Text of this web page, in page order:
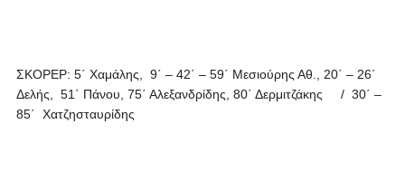
ΣΚΟΡΕΡ: 5΄ Χαμάλης, 9΄ – 42΄ – 59΄ Μεσιούρης Αθ., 20΄ – 26΄
Δελής, 51΄ Πάνου, 75΄ Αλεξανδρίδης, 80΄ Δερμιτζάκης / 30΄ –
85΄ Χατζησταυρίδης